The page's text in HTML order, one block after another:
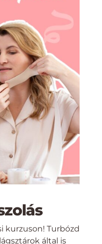
kurzuson! Turbózd
által is